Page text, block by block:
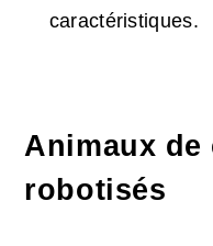
caractéristiques.
Animaux de
robotisés